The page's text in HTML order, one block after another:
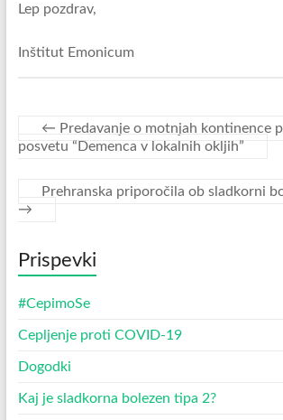
Lep pozdrav,
Inštitut Emonicum
← Predavanje o motnjah kontinence
posvetu “Demenca v lokalnih okljih”
Prehranska priporočila ob sladkorni
→
Prispevki
#CepimoSe
Cepljenje proti COVID-19
Dogodki
Kaj je sladkorna bolezen tipa 2?